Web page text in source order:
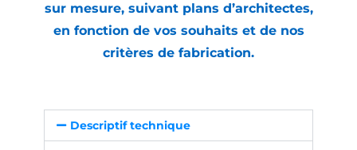
sur mesure, suivant plans d’architectes,
en fonction de vos souhaits et de nos
critères de fabrication.
Descriptif technique